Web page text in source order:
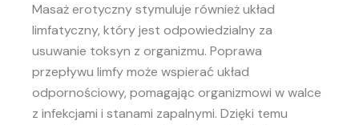
Masaż erotyczny stymuluje również układ
limfatyczny, który jest odpowiedzialny za
usuwanie toksyn z organizmu. Poprawa
przepływu limfy może wspierać układ
odpornościowy, pomagając organizmowi w walce
z infekcjami i stanami zapalnymi. Dzięki temu